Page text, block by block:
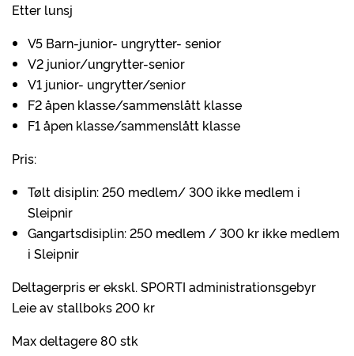
Etter lunsj
V5 Barn-junior- ungrytter- senior
V2 junior/ungrytter-senior
V1 junior- ungrytter/senior
F2 åpen klasse/sammenslått klasse
F1 åpen klasse/sammenslått klasse
Pris:
Tølt disiplin: 250 medlem/ 300 ikke medlem i
Sleipnir
Gangartsdisiplin: 250 medlem / 300 kr ikke medlem
i Sleipnir
Deltagerpris er ekskl. SPORTI administrationsgebyr
Leie av stallboks 200 kr
Max deltagere 80 stk